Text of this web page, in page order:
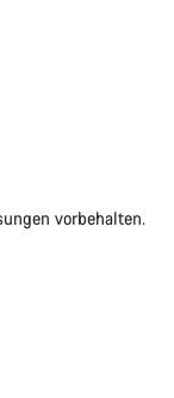
vorbehalten.